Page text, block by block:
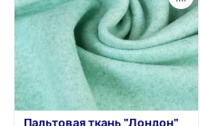
Пальтовая ткань "Лондон"